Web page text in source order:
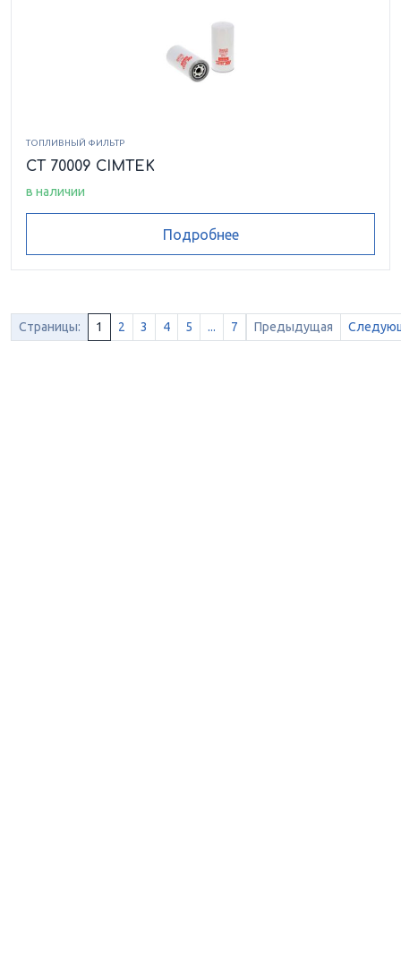
ТОПЛИВНЫЙ ФИЛЬТР
CT 70009 CIMTEK
в наличии
Подробнее
Страницы: 1 2 3 4 5 ... 7 Предыдущая